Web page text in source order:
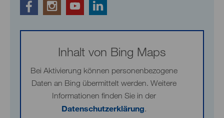
Inhalt von Bing Maps
Bei Aktivierung können personenbezogene
Daten an Bing übermittelt werden. Weitere
Informationen finden Sie in der
Datenschutzerklärung.